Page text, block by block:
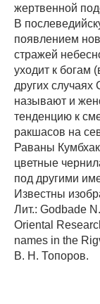
жертвенной
В
появлением
стражей
уходит к богам
других
называют и
тенденцию к
ракшасов на
Раваны
цветные
под другими
Известны
Лит.: Godbade
Oriental
names in the
В. Н. Топоров.